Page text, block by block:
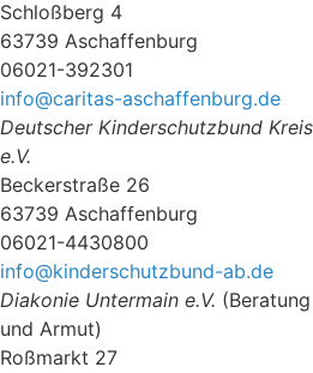
Schloßberg 4
63739 Aschaffenburg
06021-392301
info@caritas-aschaffenburg.de
Deutscher Kinderschutzbund
e.V.‎
Beckerstraße 26
63739 Aschaffenburg
06021-4430800‎
info@kinderschutzbund-ab.de
Diakonie Untermain e.V.
und Armut)
Roßmarkt 27